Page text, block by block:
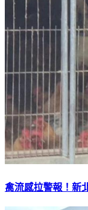
禽流感拉警報！新